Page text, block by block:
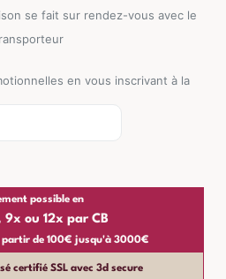
se fait sur rendez-vous avec le
en vous inscrivant à la
possible en
ou 12x par CB
partir de 100€ jusqu'à 3000€
certifié SSL avec 3d secure